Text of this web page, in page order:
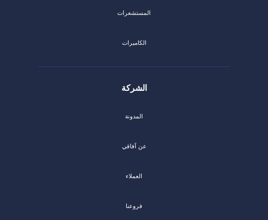
المستشعرات
الكاميرات
الشركة
المدونة
عن آفاقي
العملاء
فروعنا